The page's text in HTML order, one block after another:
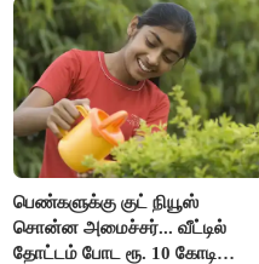
பெண்களுக்கு குட் நியூஸ்
சொன்ன அமைச்சர்... வீட்டில்
தோட்டம் போட ரூ. 10 கோடி